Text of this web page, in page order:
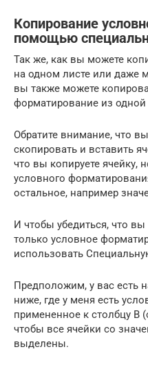
Копирование
помощью
Так же, как вы можете
на одном листе или даже
вы также можете
форматирование из одной
Обратите внимание, что
скопировать и вставить
что вы копируете ячейку,
условного
остальное, например
И чтобы убедиться, что вы
только условное
использовать
Предположим, у вас есть
ниже, где у меня есть
примененное к столбцу B
чтобы все ячейки со
выделены.